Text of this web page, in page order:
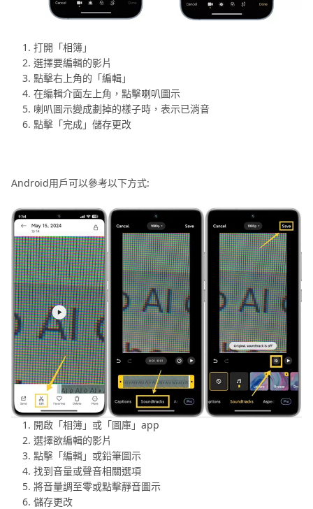
打開「相簿」
選擇要編輯的影片
點擊右上角的「編輯」
在編輯介面左上角，點擊喇叭圖示
喇叭圖示變成劃掉的樣子時，表示已消音
點擊「完成」儲存更改
Android用戶可以參考以下方式:
開啟「相簿」或「圖庫」app
選擇欲編輯的影片
點擊「編輯」或鉛筆圖示
找到音量或聲音相關選項
將音量調至零或點擊靜音圖示
儲存更改